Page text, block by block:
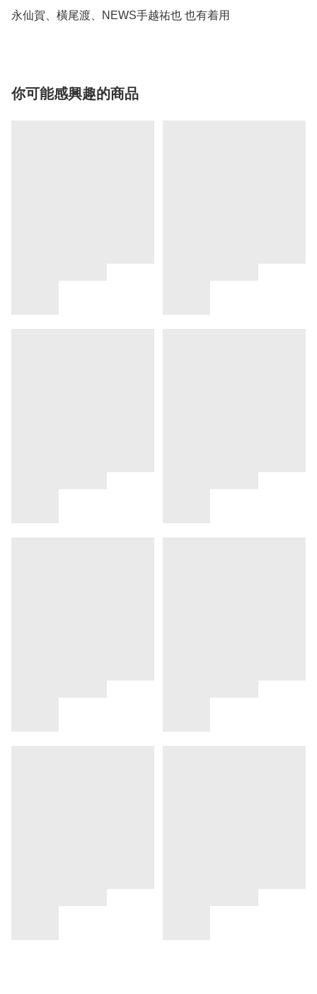
永仙賀、橫尾渡、NEWS手越祐也 也有着用
你可能感興趣的商品